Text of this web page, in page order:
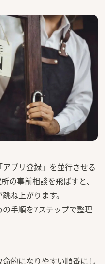
プリ登録」を並行させる
の事前相談を飛ばすと、
ね上がります。
手順を7ステップで整理
的になりやすい順番にし